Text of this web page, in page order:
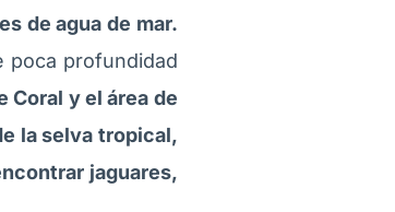
de agua de mar.
poca profundidad
Coral y el área de
la selva tropical,
jaguares,